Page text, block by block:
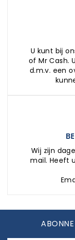
U kunt bij
of Mr Cash.
d.m.v. een
Wij zijn
mail. Heeft